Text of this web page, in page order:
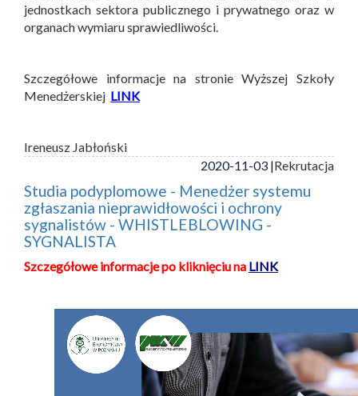
jednostkach sektora publicznego i prywatnego oraz w
organach wymiaru sprawiedliwości.
Szczegółowe informacje na stronie Wyższej Szkoły
Menedżerskiej LINK
Ireneusz Jabłoński
2020-11-03 |Rekrutacja
Studia podyplomowe - Menedżer systemu
zgłaszania nieprawidłowości i ochrony
sygnalistów - WHISTLEBLOWING -
SYGNALISTA
Szczegółowe informacje po kliknięciu na LINK